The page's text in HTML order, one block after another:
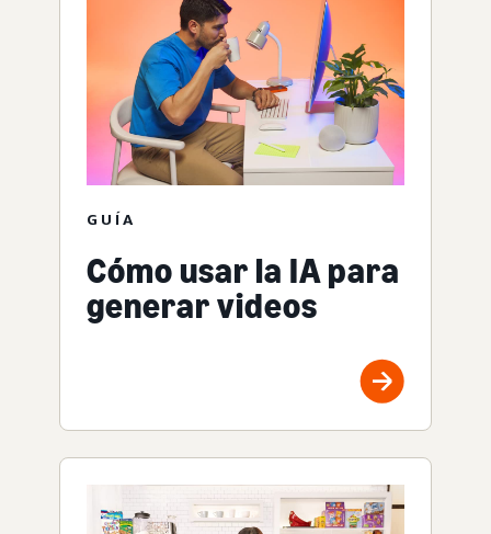
GUÍA
Cómo usar la IA para
generar videos